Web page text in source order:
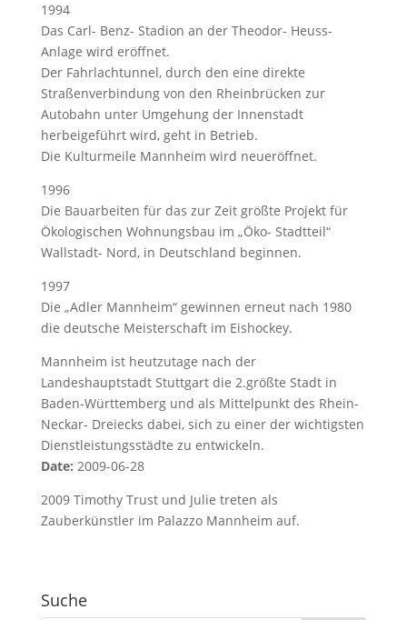
1994
Das Carl- Benz- Stadion an der Theodor- Heuss-
Anlage wird eröffnet.
Der Fahrlachtunnel, durch den eine direkte
Straßenverbindung von den Rheinbrücken zur
Autobahn unter Umgehung der Innenstadt
herbeigeführt wird, geht in Betrieb.
Die Kulturmeile Mannheim wird neueröffnet.
1996
Die Bauarbeiten für das zur Zeit größte Projekt für
Ökologischen Wohnungsbau im „Öko- Stadtteil“
Wallstadt- Nord, in Deutschland beginnen.
1997
Die „Adler Mannheim“ gewinnen erneut nach 1980
die deutsche Meisterschaft im Eishockey.
Mannheim ist heutzutage nach der
Landeshauptstadt Stuttgart die 2.größte Stadt in
Baden-Württemberg und als Mittelpunkt des Rhein-
Neckar- Dreiecks dabei, sich zu einer der wichtigsten
Dienstleistungsstädte zu entwickeln.
Date: 2009-06-28
2009 Timothy Trust und Julie treten als
Zauberkünstler im Palazzo Mannheim auf.
Suche